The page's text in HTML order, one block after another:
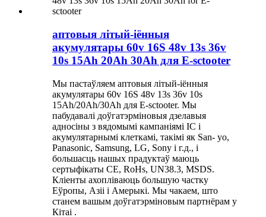
аптовыя літый-іённыя
акумулятары 60v 16S 48v 13s 36v
10s 15Ah 20Ah 30Ah для E-sctooter
Мы пастаўляем аптовыя літый-іённыя
акумулятары 60v 16S 48v 13s 36v 10s
15Ah/20Ah/30Ah для E-sctooter. Мы
пабудавалі доўгатэрміновыя дзелавыя
адносіны з вядомымі кампаніямі IC і
акумулятарнымі клеткамі, такімі як San- yo,
Panasonic, Samsung, LG, Sony і г.д., і
большасць нашых прадуктаў маюць
сертыфікаты CE, RoHs, UN38.3, MSDS.
Кліенты ахопліваюць большую частку
Еўропы, Азіі і Амерыкі. Мы чакаем, што
станем вашым доўгатэрміновым партнёрам у
Кітаі .